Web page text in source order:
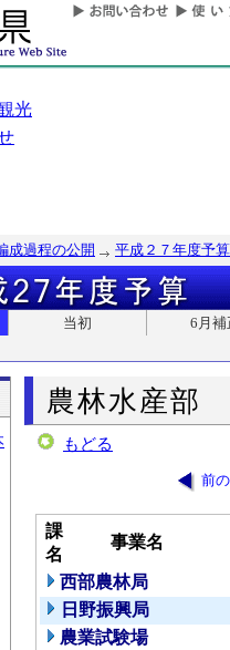
光
成過程の公開 平成２７年度予算
当初
6月補
農林水産部
もどる
前
課
名
事業名
西部農林局
日野振興局
農業試験場